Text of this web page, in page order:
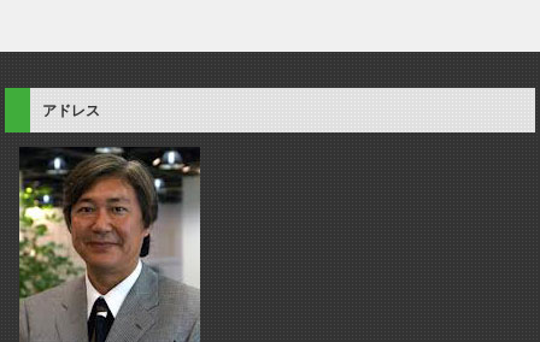
アドレス